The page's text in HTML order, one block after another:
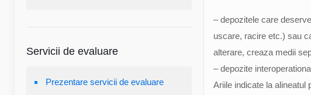
– depozitele care
uscare, racire etc.) sau
alterare, creaza medii
– depozite
Ariile indicate la alineatul
Servicii de evaluare
Prezentare servicii de evaluare